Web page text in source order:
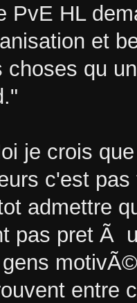
PvE HL
et
choses qu
je crois
c'est
admettre
pas pret Ã
entre